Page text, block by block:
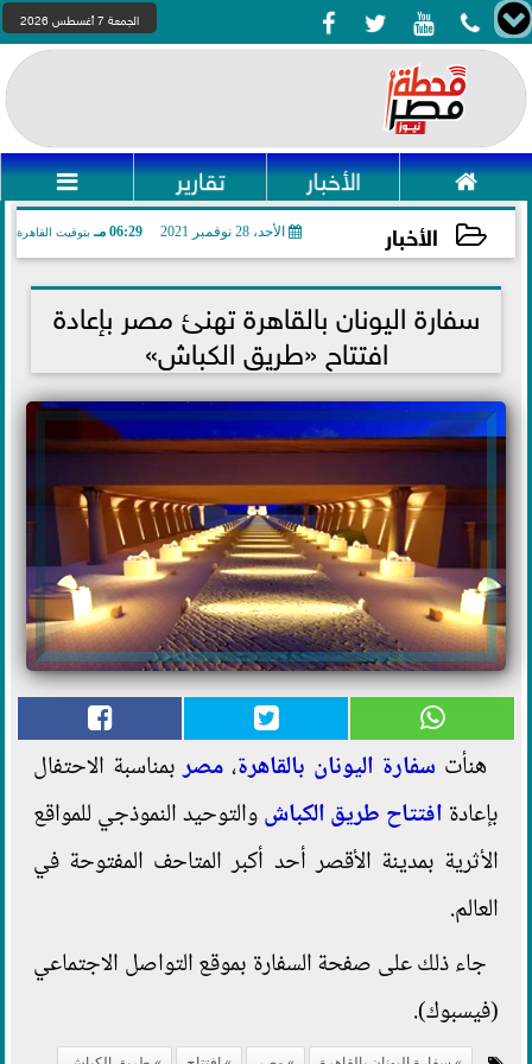
    الجمعة 7 أغسطس 2026
 الأخبار تقارير 
الأخبار الأحد، 28 نوفمبر 2021 06:29 مـ بتوقيت القاهرة
2021-11-28 18:29:31سفارة اليونان بالقاهرة تهنئ مصر بإعادة
افتتاح «طريق الكباش»
هنأت سفارة اليونان بالقاهرة، مصربمناسبة الاحتفال
بإعادة افتتاح طريق الكباشوالتوحيد النموذجي للمواقع
الأثرية بمدينة الأقصر أحد أكبر المتاحف المفتوحة في
العالم.
جاء ذلك على صفحة السفارة بموقع التواصل الاجتماعي
(فيسبوك).